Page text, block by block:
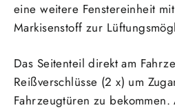
eine weitere Fenstereinheit
Markisenstoff zur
Das Seitenteil direkt am
Reißverschlüsse (2 x) um
Fahrzeugtüren zu